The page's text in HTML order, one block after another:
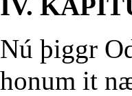
Nú þiggr
honum it